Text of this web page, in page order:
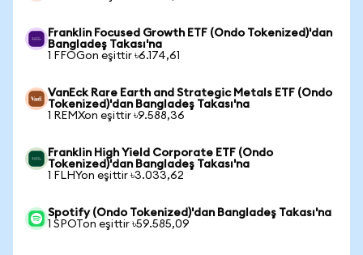
Franklin Focused Growth ETF (Ondo Tokenized)'dan
Bangladeş Takası'na
1 FFOGon eşittir ৳6.174,61
VanEck Rare Earth and Strategic Metals ETF (Ondo
Tokenized)'dan Bangladeş Takası'na
1 REMXon eşittir ৳9.588,36
Franklin High Yield Corporate ETF (Ondo
Tokenized)'dan Bangladeş Takası'na
1 FLHYon eşittir ৳3.033,62
Spotify (Ondo Tokenized)'dan Bangladeş Takası'na
1 SPOTon eşittir ৳59.585,09